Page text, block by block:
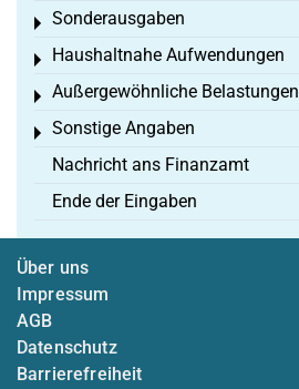
Sonderausgaben
Toggle menu
Haushaltnahe Aufwendungen
Toggle menu
Außergewöhnliche Belastungen
Toggle menu
Sonstige Angaben
Toggle menu
Nachricht ans Finanzamt
Ende der Eingaben
Über uns
Impressum
AGB
Datenschutz
Barrierefreiheit